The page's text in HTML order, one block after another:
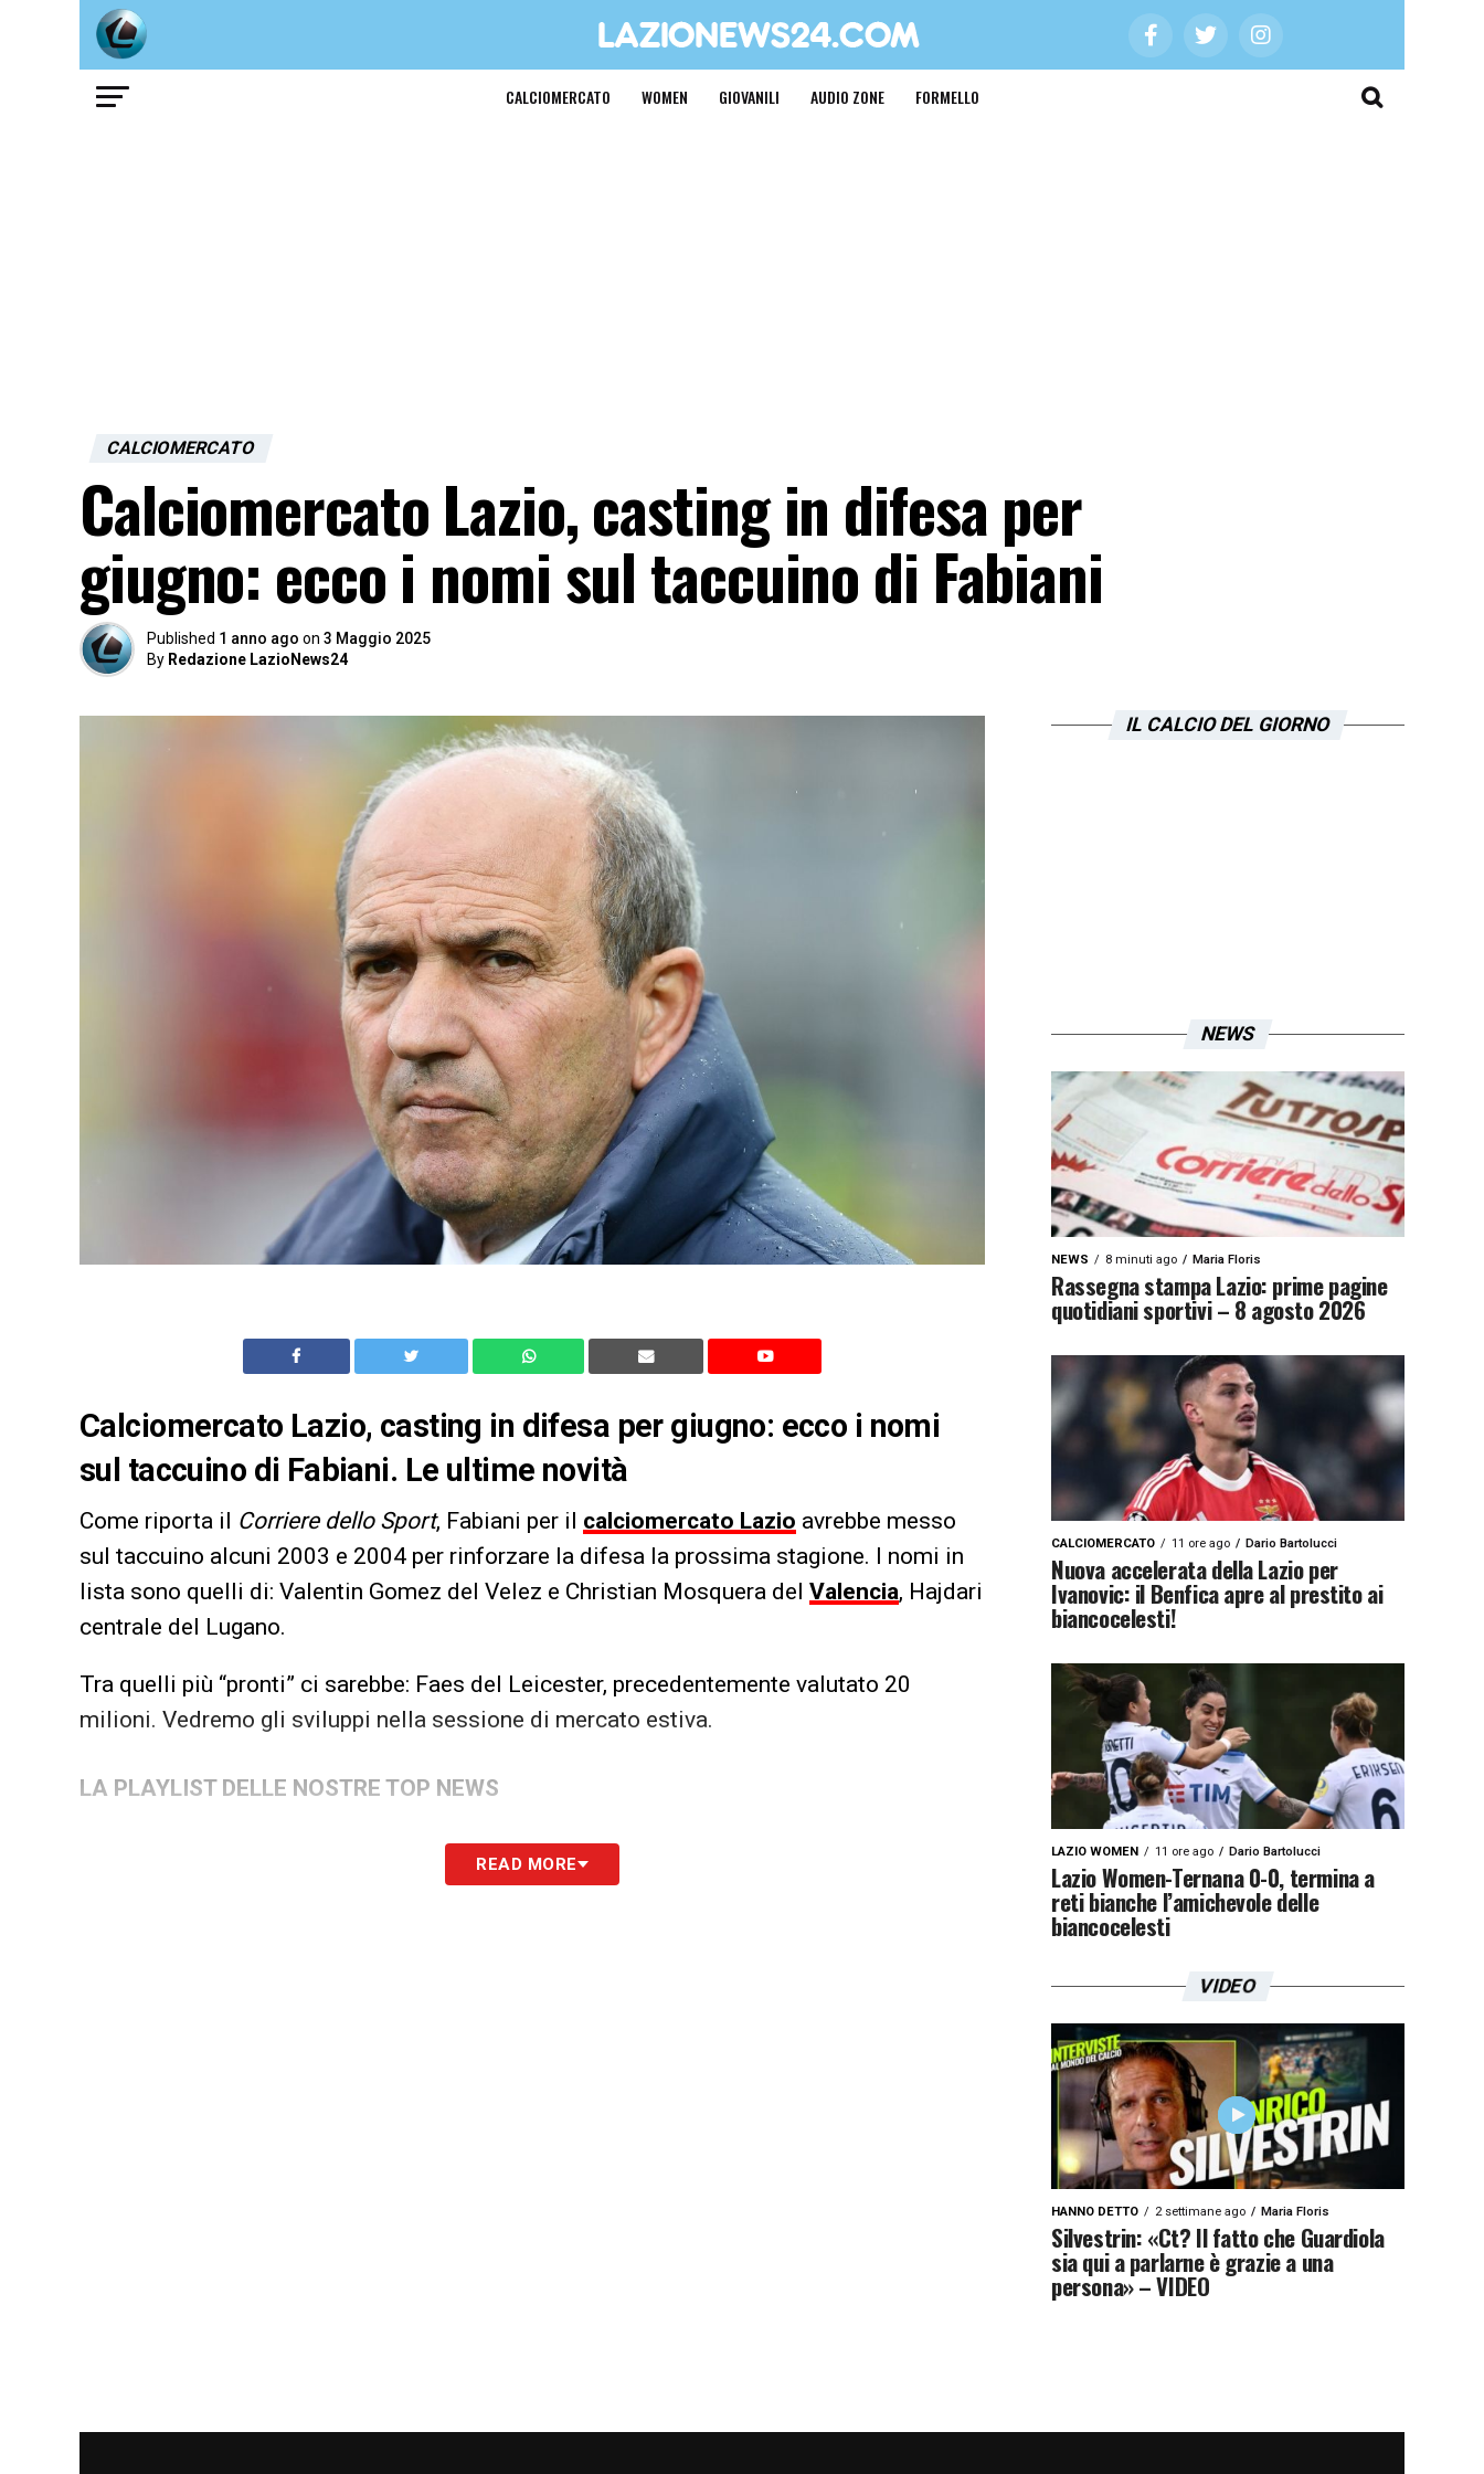
CALCIOMERCATO WOMEN GIOVANILI AUDIO ZONE FORMELLO
CALCIOMERCATO
Calciomercato Lazio, casting in difesa per
giugno: ecco i nomi sul taccuino di Fabiani
Published 1 anno ago on 3 Maggio 2025
By Redazione LazioNews24
Calciomercato Lazio, casting in difesa per giugno: ecco i nomi
sul taccuino di Fabiani. Le ultime novità
Come riporta il Corriere dello Sport, Fabiani per il calciomercato Lazio avrebbe messo
sul taccuino alcuni 2003 e 2004 per rinforzare la difesa la prossima stagione. I nomi in
lista sono quelli di: Valentin Gomez del Velez e Christian Mosquera del Valencia, Hajdari
centrale del Lugano.
Tra quelli più “pronti” ci sarebbe: Faes del Leicester, precedentemente valutato 20
milioni. Vedremo gli sviluppi nella sessione di mercato estiva.
LA PLAYLIST DELLE NOSTRE TOP NEWS
READ MORE
IL CALCIO DEL GIORNO
NEWS
NEWS 8 minuti ago Maria Floris
Rassegna stampa Lazio: prime pagine
quotidiani sportivi – 8 agosto 2026
CALCIOMERCATO 11 ore ago Dario Bartolucci
Nuova accelerata della Lazio per
Ivanovic: il Benfica apre al prestito ai
biancocelesti!
LAZIO WOMEN 11 ore ago Dario Bartolucci
Lazio Women-Ternana 0-0, termina a
reti bianche l’amichevole delle
biancocelesti
VIDEO
HANNO DETTO 2 settimane ago Maria Floris
Silvestrin: «Ct? Il fatto che Guardiola
sia qui a parlarne è grazie a una
persona» – VIDEO